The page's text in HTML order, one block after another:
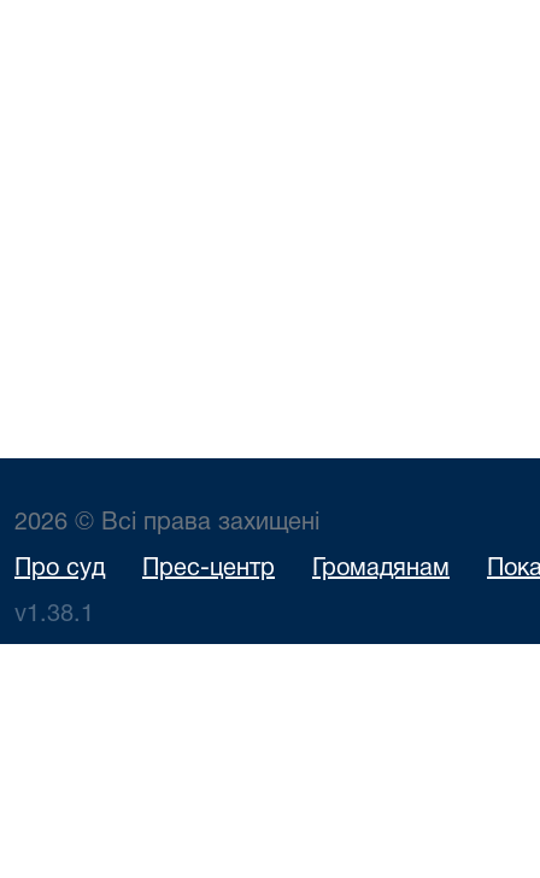
2026 © Всі права захищені
Про суд Прес-центр Громадянам
v1.38.1